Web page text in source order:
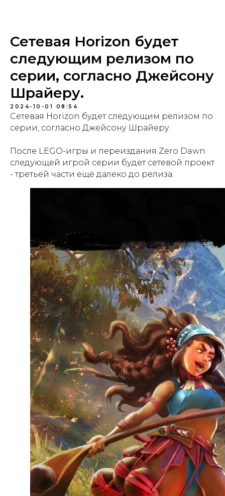
Сетевая Horizon будет
следующим релизом по
серии, согласно Джейсону
Шрайеру.
2024-10-01 08:54
Сетевая Horizon будет следующим релизом по
серии, согласно Джейсону Шрайеру.
После LEGO-игры и переиздания Zero Dawn
следующей игрой серии будет сетевой проект
- третьей части ещё далеко до релиза.